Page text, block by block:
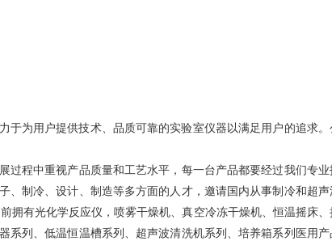
为用户提供技术、品质可靠的实验室仪器以满足用户的追求。
程中重视产品质量和工艺水平，每一台产品都要经过我们专业
、制冷、设计、制造等多方面的人才，邀请国内从事制冷和超声
拥有光化学反应仪，喷雾干燥机、真空冷冻干燥机、恒温摇床、
系列、低温恒温槽系列、超声波清洗机系列、培养箱系列医用产